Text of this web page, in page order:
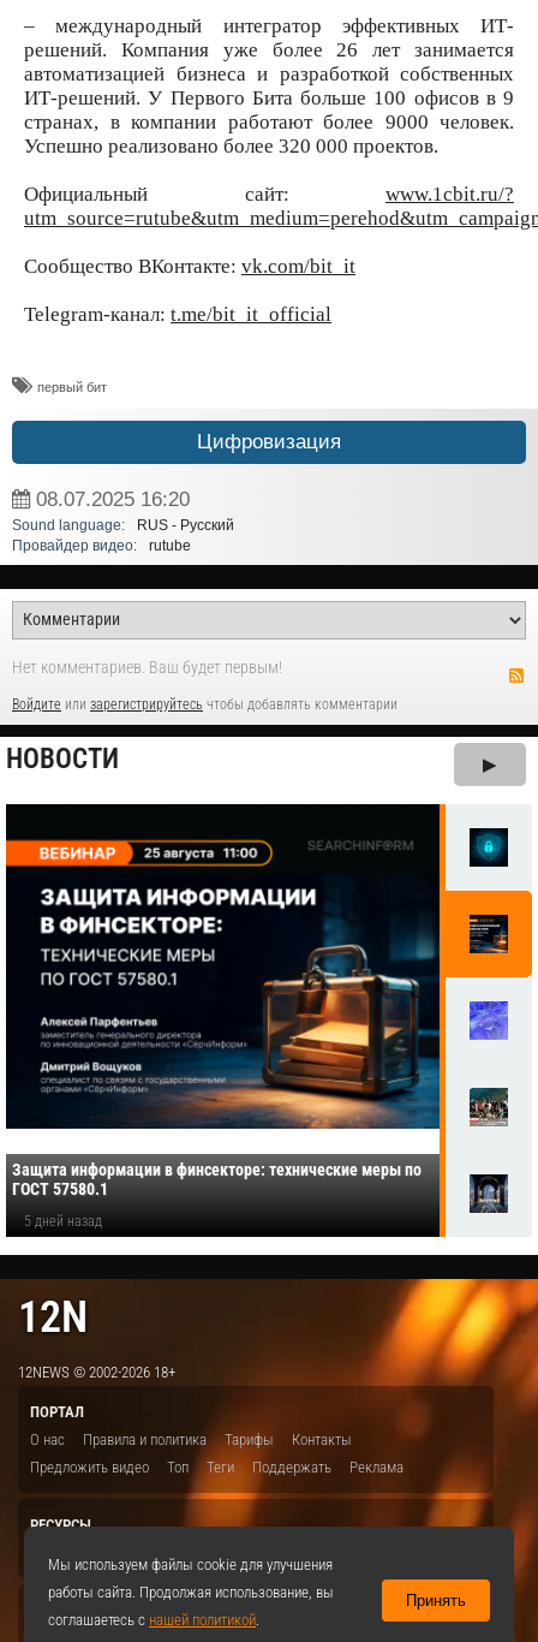
– международный интегратор эффективных ИТ-
решений. Компания уже более 26 лет занимается
автоматизацией бизнеса и разработкой собственных
ИТ-решений. У Первого Бита больше 100 офисов в 9
странах, в компании работают более 9000 человек.
Успешно реализовано более 320 000 проектов.
Официальный сайт: www.1cbit.ru/?
Сообщество ВКонтакте: vk.com/bit_it
Telegram-канал: t.me/bit_it_official
​первый бит
Цифровизация
08.07.2025 16:20
Sound language:
RUS - Русский
Провайдер видео:
rutube
Нет комментариев. Ваш будет первым!
Войдите или зарегистрируйтесь чтобы добавлять комментарии
НОВОСТИ ▶
Защита информации в финсекторе: технические меры по
ГОСТ 57580.1
5 дней назад
12N
12NEWS © 2002-2026 18+
ПОРТАЛ
О нас
Правила и политика Тарифы
Контакты
Предложить видео
Топ Теги Поддержать Реклама
РЕСУРСЫ
Мы используем файлы cookie для улучшения
работы сайта. Продолжая использование, вы
соглашаетесь с нашей политикой.
Принять